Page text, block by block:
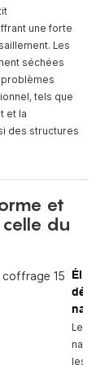
une forte
Les
séchées
tels que
et la
des structures
et
du
Les
les